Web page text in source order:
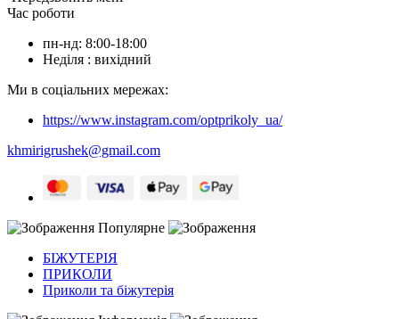
Час роботи
пн-нд: 8:00-18:00
Неділя : вихідний
Ми в соціальних мережах:
https://www.instagram.com/optprikoly_ua/
khmirigrushek@gmail.com
Популярне
БІЖУТЕРІЯ
ПРИКОЛИ
Приколи та біжутерія